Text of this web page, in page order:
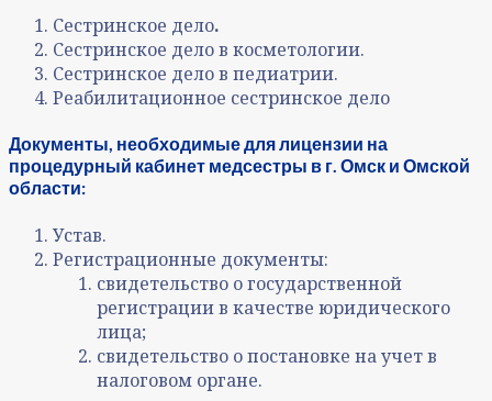
Сестринское дело.
Сестринское дело в косметологии.
Сестринское дело в педиатрии.
Реабилитационное сестринское дело
Документы, необходимые для лицензии на
процедурный кабинет медсестры в г. Омск и Омской
области:
Устав.
Регистрационные документы:
свидетельство о государственной
регистрации в качестве юридического
лица;
свидетельство о постановке на учет в
налоговом органе.